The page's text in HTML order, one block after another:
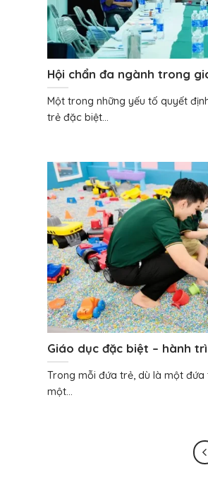
Hội chẩn đa ngành trong
nhiều chuyên gia cùng
Một trong những yếu tố quyết
trẻ đặc biệt...
Giáo dục đặc biệt – hành
triển cho trẻ đặc biệt
Trong mỗi đứa trẻ, dù là một
một...